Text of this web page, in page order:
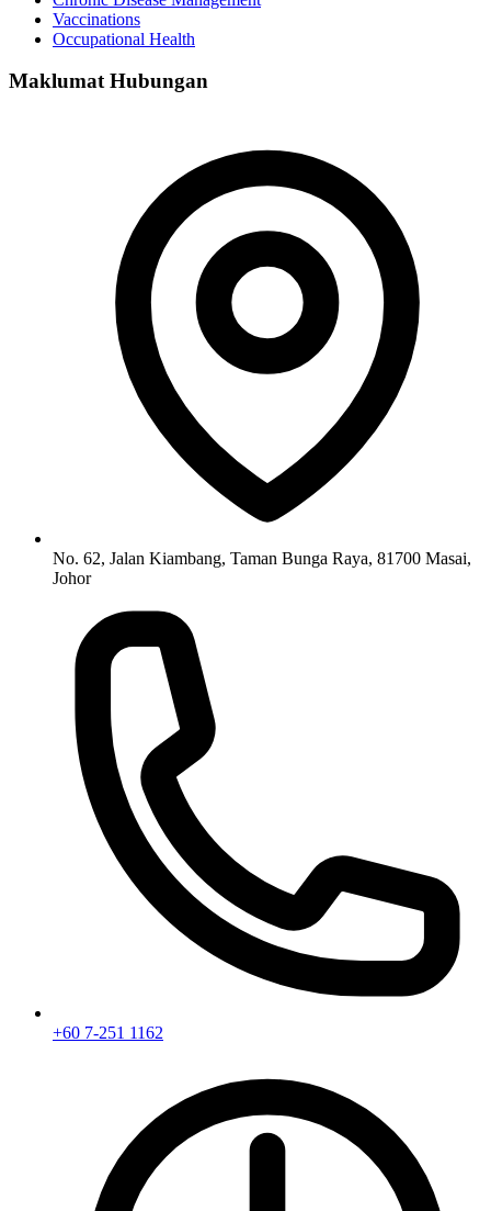
Vaccinations
Occupational Health
Maklumat Hubungan
No. 62, Jalan Kiambang, Taman Bunga Raya, 81700 Masai,
Johor
+60 7-251 1162